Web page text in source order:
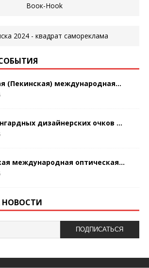
(Пекинская) международная...
дизайнерских очков ...
международная оптическая...
НОВОСТИ
ПОДПИСАТЬСЯ